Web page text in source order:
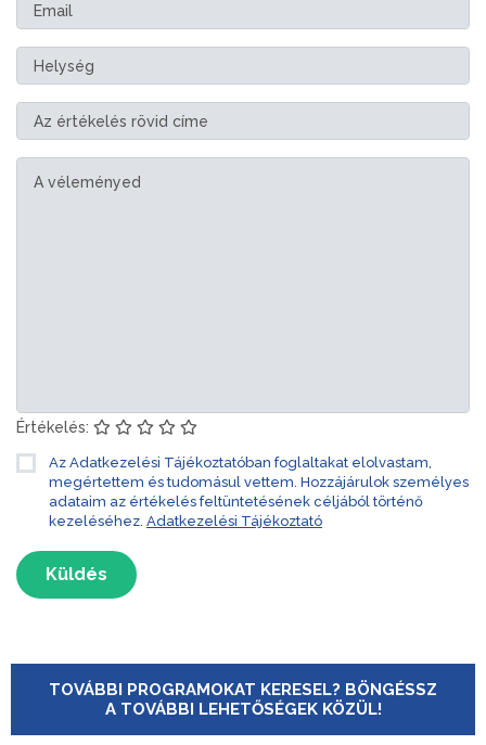
Értékelés:
Az Adatkezelési Tájékoztatóban foglaltakat elolvastam,
megértettem és tudomásul vettem. Hozzájárulok személyes
adataim az értékelés feltüntetésének céljából történő
kezeléséhez. Adatkezelési Tájékoztató
Küldés
TOVÁBBI PROGRAMOKAT KERESEL? BÖNGÉSSZ
A TOVÁBBI LEHETŐSÉGEK KÖZÜL!